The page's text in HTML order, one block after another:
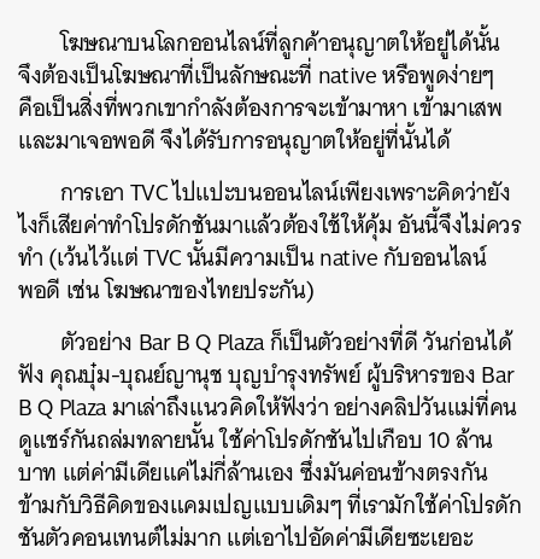
โฆษณาบนโลกออนไลน์ที่ลูกค้าอนุญาตให้อยู่ได้นั้น
จึงต้องเป็นโฆษณาที่เป็นลักษณะที่ native หรือพูดง่ายๆ
คือเป็นสิ่งที่พวกเขากำลังต้องการจะเข้ามาหา เข้ามาเสพ
และมาเจอพอดี จึงได้รับการอนุญาตให้อยู่ที่นั้นได้
การเอา TVC ไปแปะบนออนไลน์เพียงเพราะคิดว่ายัง
ไงก็เสียค่าทำโปรดักชันมาแล้วต้องใช้ให้คุ้ม อันนี้จึงไม่ควร
ทำ (เว้นไว้แต่ TVC นั้นมีความเป็น native กับออนไลน์
พอดี เช่น โฆษณาของไทยประกัน)
ตัวอย่าง Bar B Q Plaza ก็เป็นตัวอย่างที่ดี วันก่อนได้
ฟัง คุณบุ๋ม-บุณย์ญานุช บุญบำรุงทรัพย์ ผู้บริหารของ Bar
B Q Plaza มาเล่าถึงแนวคิดให้ฟังว่า อย่างคลิปวันแม่ที่คน
ดูแชร์กันถล่มทลายนั้น ใช้ค่าโปรดักชันไปเกือบ 10 ล้าน
บาท แต่ค่ามีเดียแค่ไม่กี่ล้านเอง ซึ่งมันค่อนข้างตรงกัน
ข้ามกับวิธีคิดของแคมเปญแบบเดิมๆ ที่เรามักใช้ค่าโปรดัก
ชันตัวคอนเทนต์ไม่มาก แต่เอาไปอัดค่ามีเดียซะเยอะ
ค้นหา
SHARE TWEET LINE EMAIL